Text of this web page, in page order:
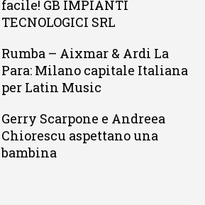
facile! GB IMPIANTI
TECNOLOGICI SRL
Rumba – Aixmar & Ardi La
Para: Milano capitale Italiana
per Latin Music
Gerry Scarpone e Andreea
Chiorescu aspettano una
bambina